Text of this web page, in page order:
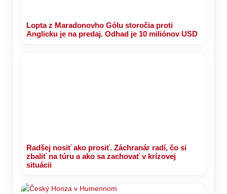
Lopta z Maradonovho Gólu storočia proti
Anglicku je na predaj. Odhad je 10 miliónov USD
Radšej nosiť ako prosiť. Záchranár radí, čo si
zbaliť na túru a ako sa zachovať v krízovej
situácii